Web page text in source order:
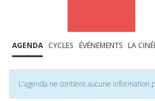
AGENDA CYCLES ÉVÉNEMENTS LA
L'agenda ne contient aucune information